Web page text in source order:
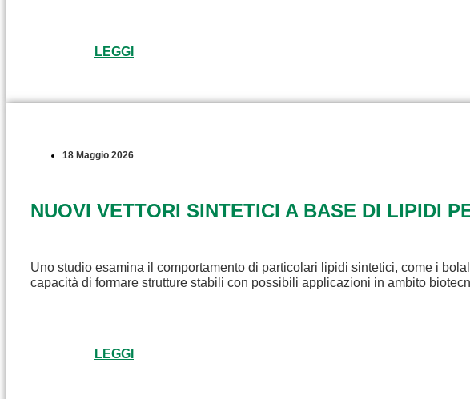
LEGGI
18 Maggio 2026
NUOVI VETTORI SINTETICI A BASE DI LIPIDI
Uno studio esamina il comportamento di particolari lipidi sintetici, come i
capacità di formare strutture stabili con possibili applicazioni in ambito
LEGGI